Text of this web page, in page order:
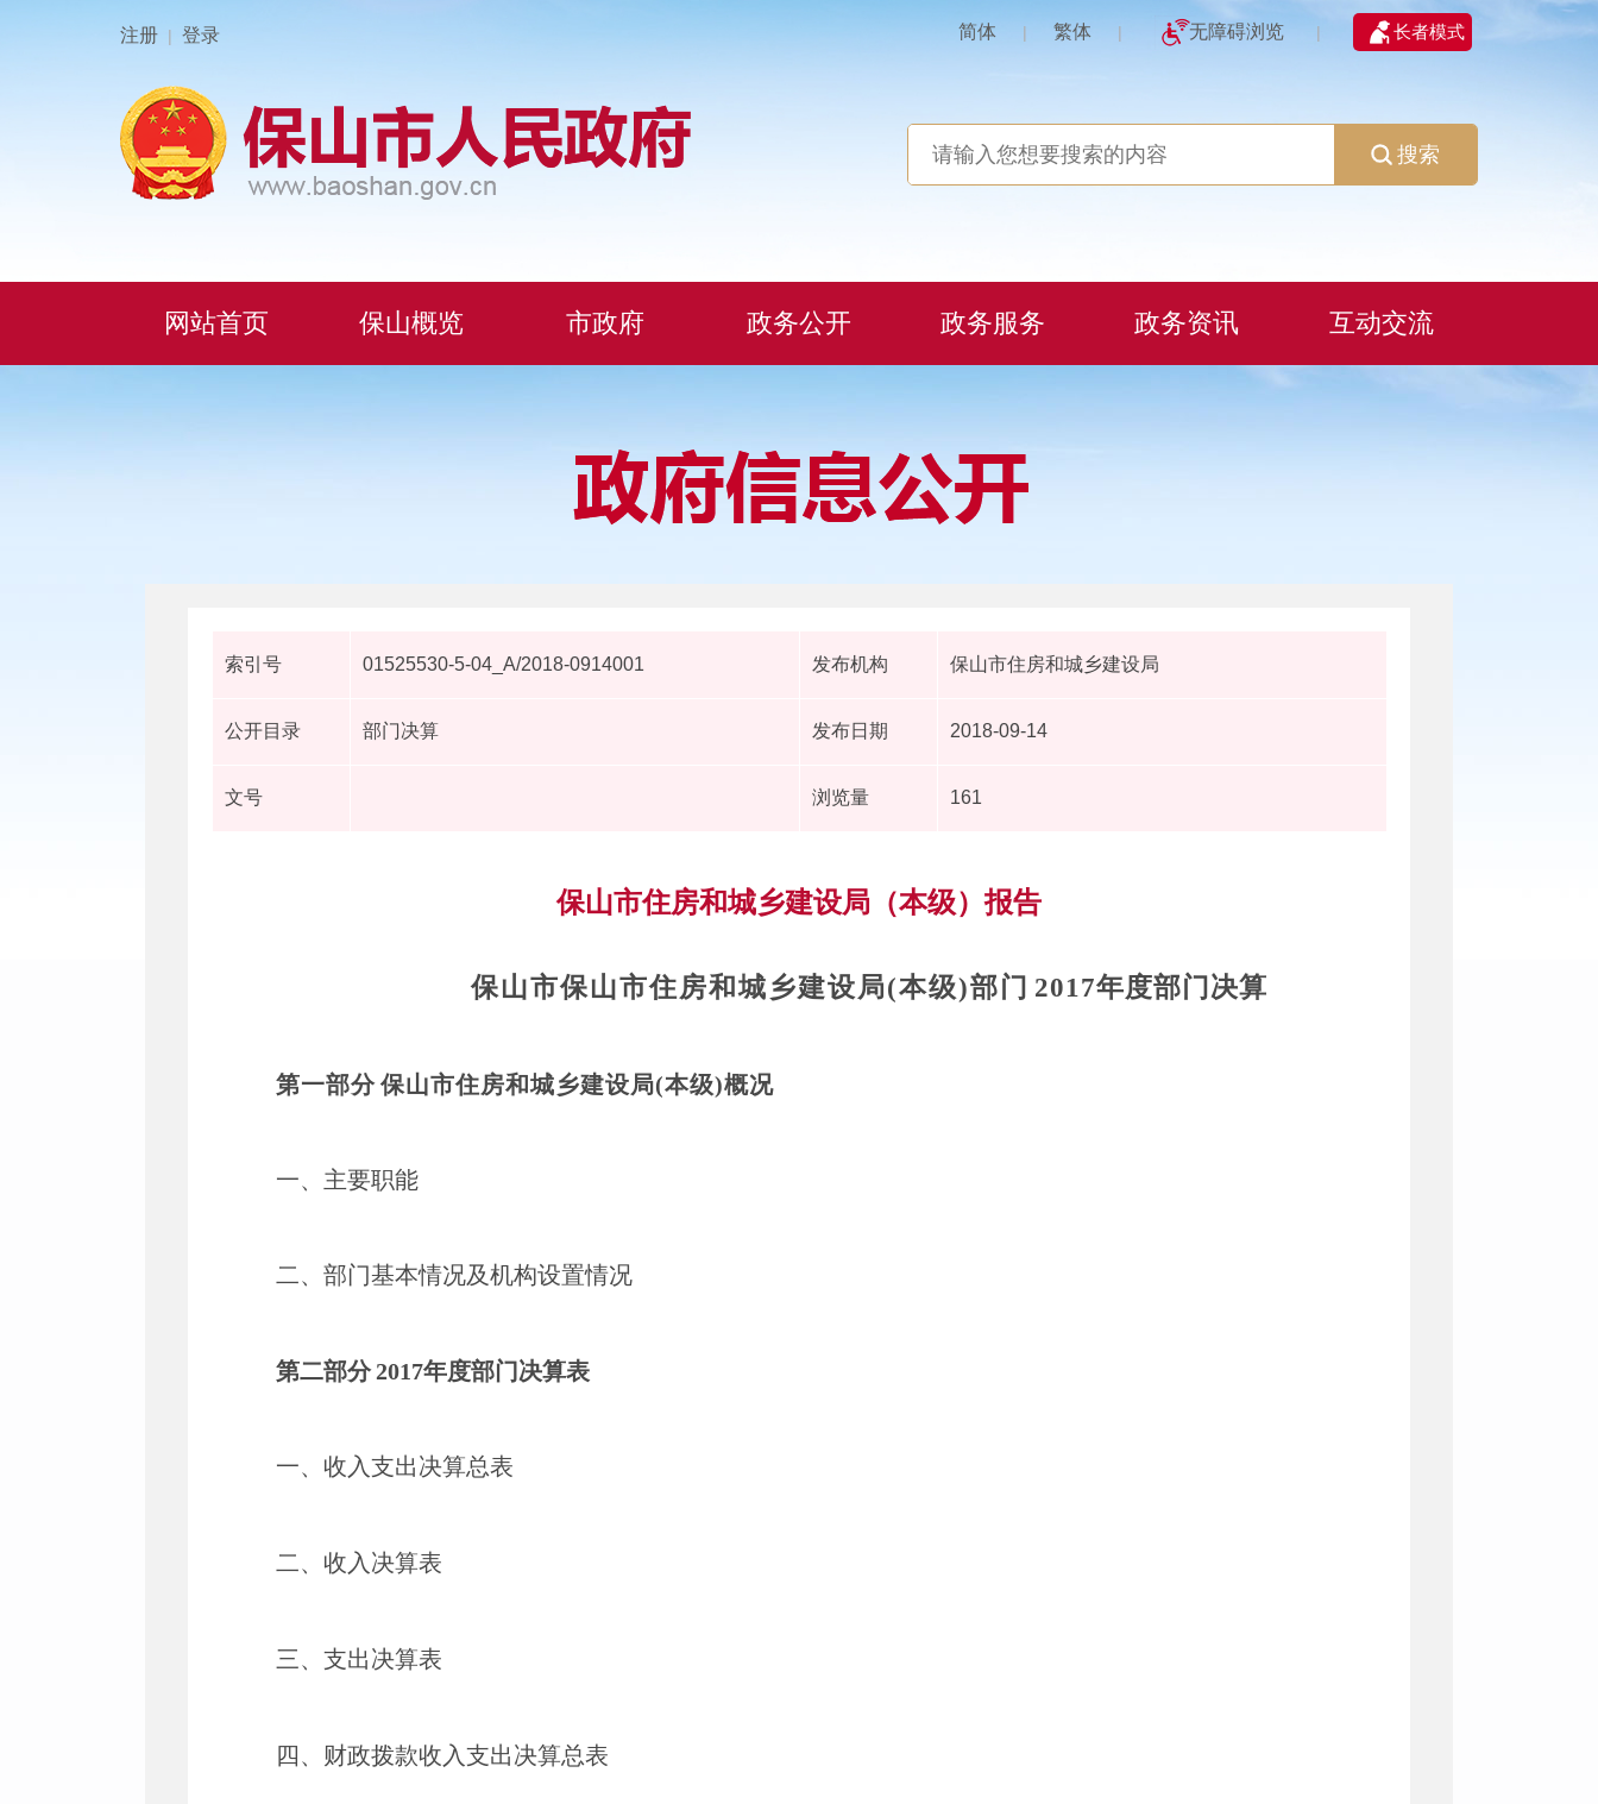
注册 | 登录 简体 | 繁体 | 无障碍浏览 | 长者模式
搜索
网站首页 保山概览 市政府 政务公开 政务服务 政务资讯 互动交流
索引号 01525530-5-04_A/2018-0914001 发布机构 保山市住房和城乡建设局
公开目录 部门决算 发布日期 2018-09-14
文号 浏览量 161
保山市住房和城乡建设局（本级）报告
保山市保山市住房和城乡建设局(本级)部门 2017年度部门决算
第一部分保山市住房和城乡建设局(本级)概况
一、主要职能
二、部门基本情况及机构设置情况
第二部分2017年度部门决算表
一、收入支出决算总表
二、收入决算表
三、支出决算表
四、财政拨款收入支出决算总表